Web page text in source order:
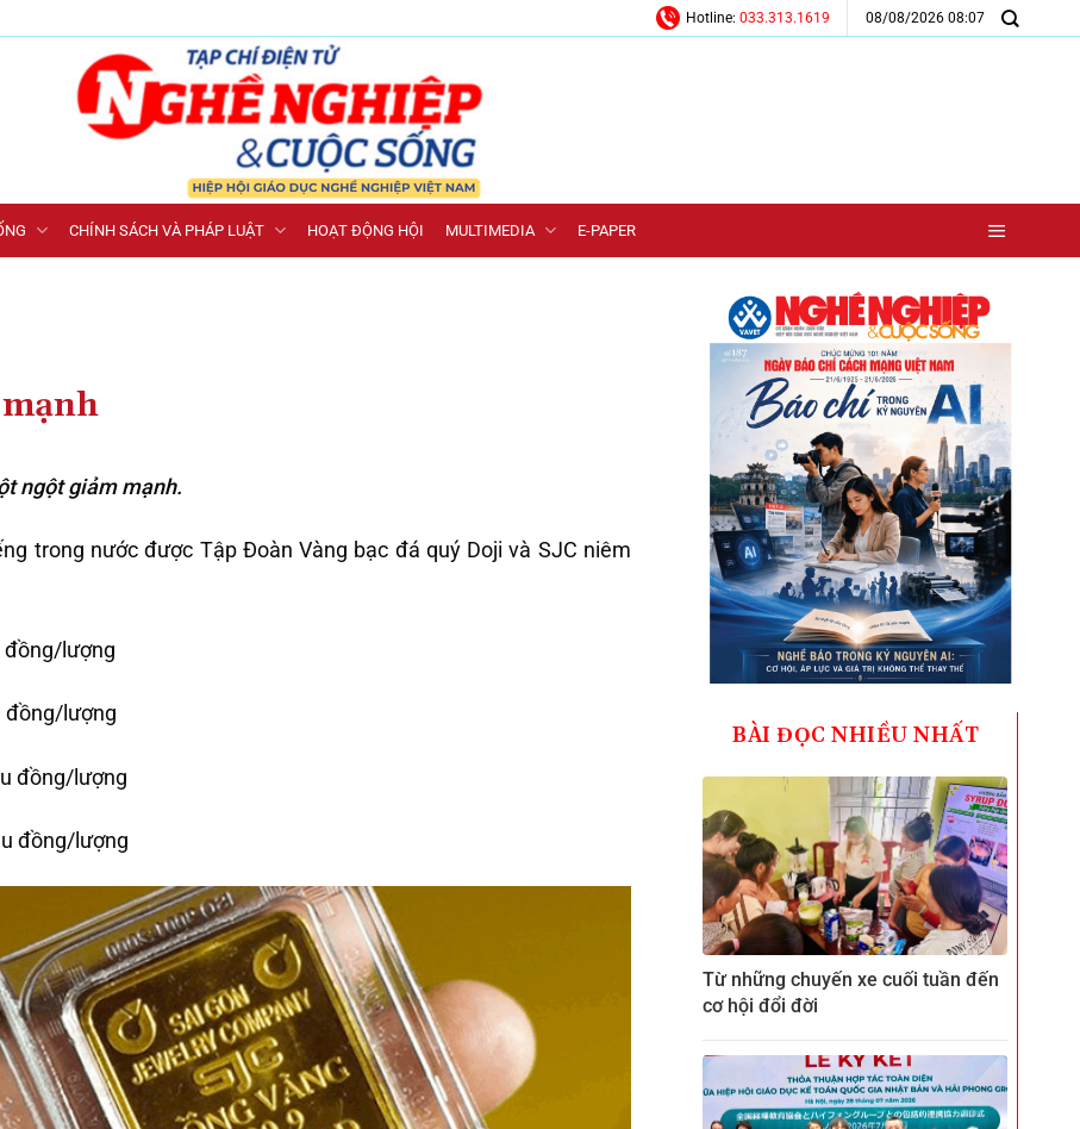
Hotline: 033.313.1619 08/08/2026 08:07
CHÍNH SÁCH VÀ PHÁP LUẬT HOẠT ĐỘNG HỘI MULTIMEDIA E-PAPER
ngột giảm mạnh.
trong nước được Tập Đoàn Vàng bạc đá quý Doji và SJC niêm
đồng/lượng
đồng/lượng
đồng/lượng
đồng/lượng
BÀI ĐỌC NHIỀU NHẤT
Từ những chuyến xe cuối tuần đến
cơ hội đổi đời